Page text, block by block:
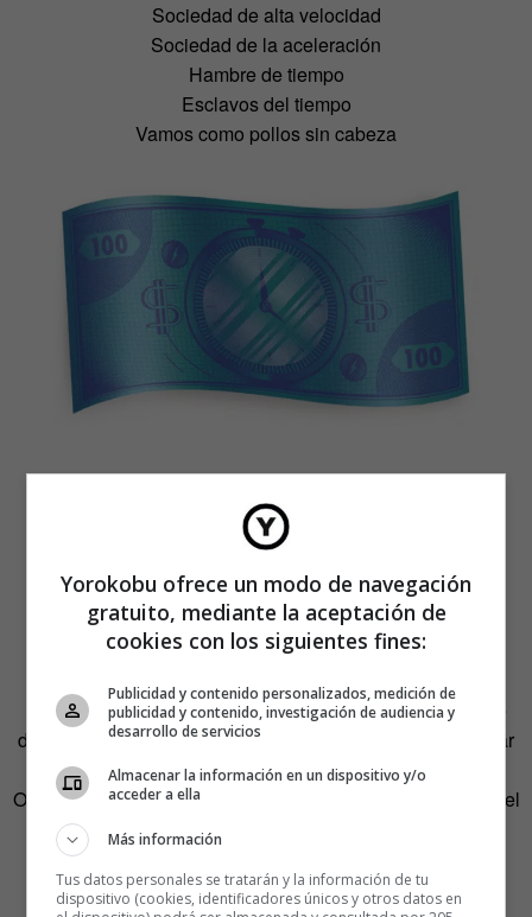
Sociedad de alta velocidad
Sociedad de la aceleración
Hambre de tiempo
Esclavos del tiempo
Vamos como pollos sin cabeza
EL PASADO
Más prisa => más pasta
El tiempo salió por patas cuando lo
mercantilizaron
Nunca se dio tanta importancia al tiempo como el día que
descubrieron que reducirlo resultaba muy rentable. Achicar
los periodos de producción agrandaba las ganancias.
Ocurrió durante la Revolución industrial y desde entonces el
capitalismo se empeñó en acelerar el tiempo y reducir el
Yorokobu ofrece un modo de navegación
gratuito, mediante la aceptación de
cookies con los siguientes fines:
Publicidad y contenido personalizados, medición de
publicidad y contenido, investigación de audiencia y
desarrollo de servicios
Almacenar la información en un dispositivo y/o
acceder a ella
Más información
Tus datos personales se tratarán y la información de tu
dispositivo (cookies, identificadores únicos y otros datos en